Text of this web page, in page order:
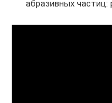
абразивных частиц: